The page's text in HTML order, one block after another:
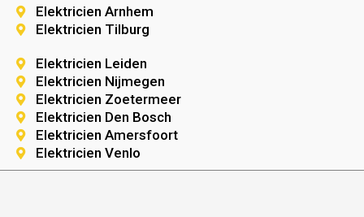
Elektricien Arnhem
Elektricien Tilburg
Elektricien Leiden
Elektricien Nijmegen
Elektricien Zoetermeer
Elektricien Den Bosch
Elektricien Amersfoort
Elektricien Venlo